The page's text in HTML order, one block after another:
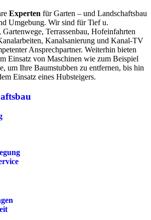
Experten für Garten – und Landschaftsbau
Umgebung. Wir sind für Tief u.
Terrassenbau, Hofeinfahrten
Kanalsanierung und Kanal-TV
Ansprechpartner. Weiterhin bieten
Einsatz von Maschinen wie zum Beispiel
um Ihre Baumstubben zu entfernen, bis hin
Einsatz eines Hubsteigers.